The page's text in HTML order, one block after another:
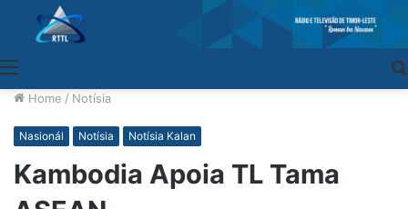
Home / Notísia
Nasionál Notísia Notísia Kalan
Kambodia Apoia TL Tama